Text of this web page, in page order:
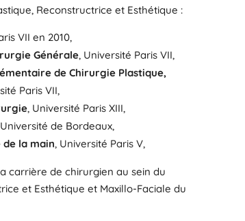
Reconstructrice et Esthétique :
VII en 2010,
Générale, Université Paris VII,
de Chirurgie Plastique,
Paris VII,
, Université Paris XIII,
de Bordeaux,
la main, Université Paris V,
carrière de chirurgien au sein du
et Esthétique et Maxillo-Faciale du